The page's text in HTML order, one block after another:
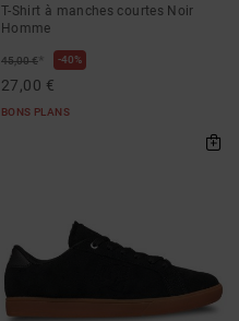
T-Shirt à manches courtes Noir
Homme
45,00 €* 40%
27,00 €
BONS PLANS